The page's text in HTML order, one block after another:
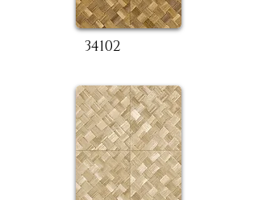
34102